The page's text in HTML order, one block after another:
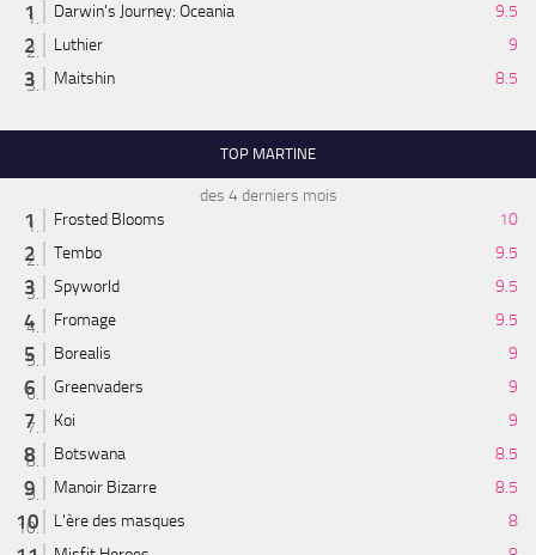
Darwin's Journey: Oceania
9.5
Luthier
9
Maitshin
8.5
TOP MARTINE
des 4 derniers mois
Frosted Blooms
10
Tembo
9.5
Spyworld
9.5
Fromage
9.5
Borealis
9
Greenvaders
9
Koi
9
Botswana
8.5
Manoir Bizarre
8.5
L'ère des masques
8